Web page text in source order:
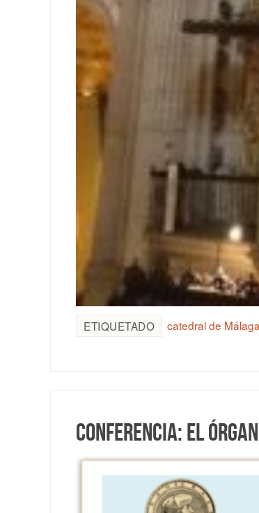
ETIQUETADO catedral de Málaga
Conferencia: El